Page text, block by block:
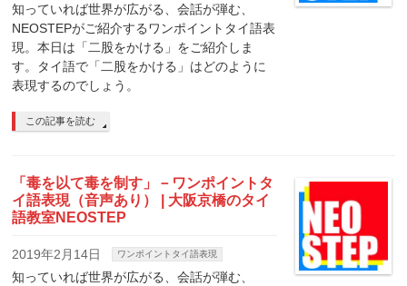
知っていれば世界が広がる、会話が弾む、
NEOSTEPがご紹介するワンポイントタイ語表
現。本日は「二股をかける」をご紹介しま
す。タイ語で「二股をかける」はどのように
表現するのでしょう。
この記事を読む
「毒を以て毒を制す」－ワンポイントタ
イ語表現（音声あり） | 大阪京橋のタイ
語教室NEOSTEP
2019年2月14日 ワンポイントタイ語表現
知っていれば世界が広がる、会話が弾む、